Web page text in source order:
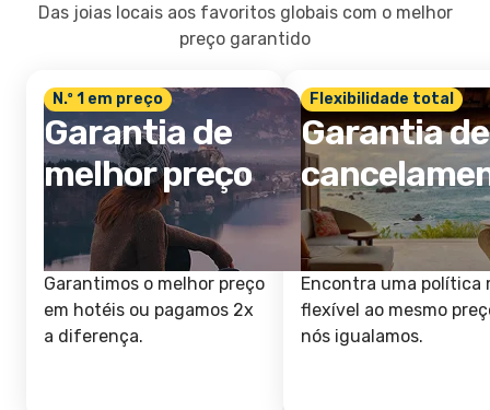
Das joias locais aos favoritos globais com o melhor
preço garantido
N.º 1 em preço
Garantia de
melhor preço
Garantimos o melhor preço
em hotéis ou pagamos 2x
a diferença.
Flexibilidade total
Garantia de
Encontra uma política
flexível ao mesmo
nós igualamos.